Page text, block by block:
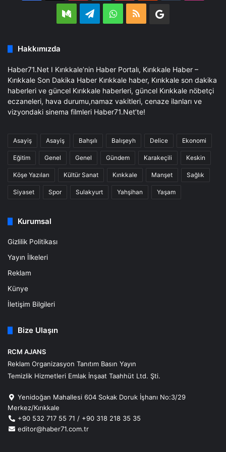
MediumTelegramWhatsApp
RSS
Google
Hakkımızda
Haber71.Net I Kırıkkale’nin Haber Portalı, Kırıkkale Haber –
Kırıkkale Son Dakika Haber Kırıkkale haber, Kırıkkale son dakika
haberleri ve güncel Kırıkkale haberleri, güncel Kırıkkale nöbetçi
eczaneleri, hava durumu,namaz vakitleri, cenaze ilanları ve
vizyondaki sinema filmleri Haber71.Net’te!
Asayiş Asayiş Bahşılı Balışeyh Delice Ekonomi
Eğitim Genel Genel Gündem Karakeçili Keskin
Köşe Yazıları Kültür Sanat Kırıkkale Manşet Sağlık
Siyaset Spor Sulakyurt Yahşihan Yaşam
Kurumsal
Gizlilik Politikası
Yayın İlkeleri
Reklam
Künye
İletişim Bilgileri
Bize Ulaşın
RCM AJANS
Reklam Organizasyon Tanıtım Basın Yayın
Temizlik Hizmetleri Emlak İnşaat Taahhüt Ltd. Şti.
Yenidoğan Mahallesi 604 Sokak Doruk İşhanı No:3/29
Merkez/Kırıkkale
+90 532 717 55 71 / +90 318 218 35 35
editor@haber71.com.tr